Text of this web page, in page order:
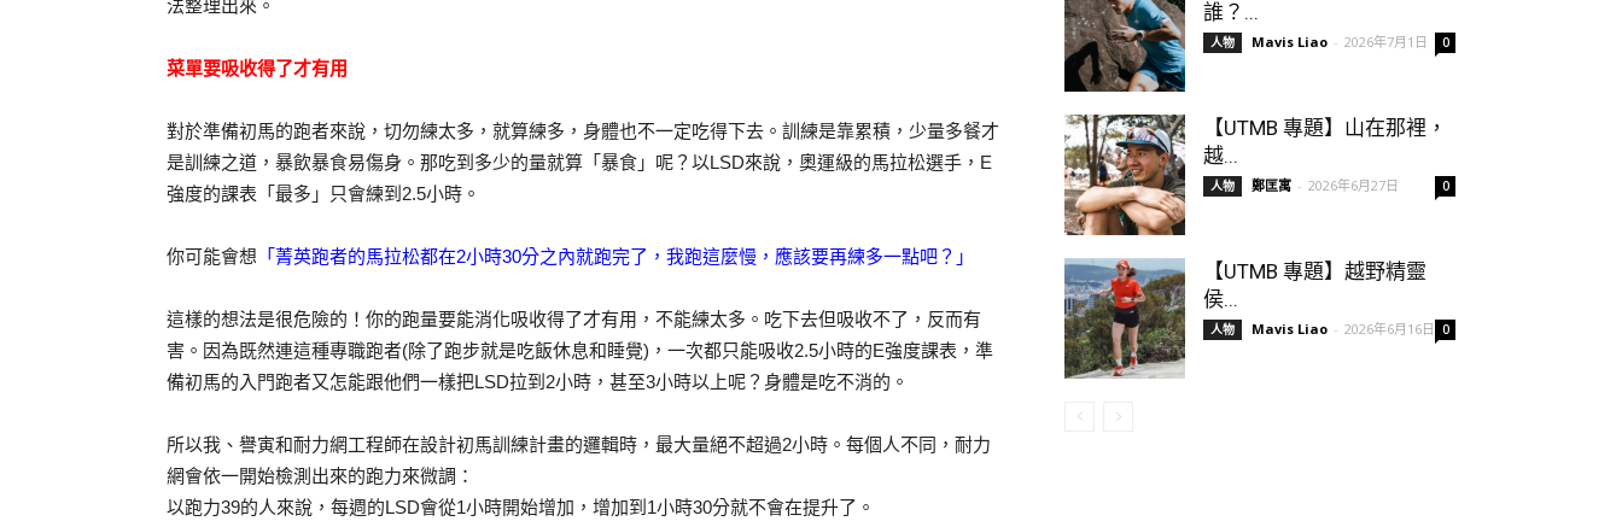
法整理出來。
菜單要吸收得了才有用
對於準備初馬的跑者來說，切勿練太多，就算練多，身體也不一定吃得下去。訓練是靠累積，少量多餐才
是訓練之道，暴飲暴食易傷身。那吃到多少的量就算「暴食」呢？以LSD來說，奧運級的馬拉松選手，E
強度的課表「最多」只會練到2.5小時。
你可能會想 「菁英跑者的馬拉松都在2小時30分之內就跑完了，我跑這麼慢，應該要再練多一點吧？」
這樣的想法是很危險的！你的跑量要能消化吸收得了才有用，不能練太多。吃下去但吸收不了，反而有
害。因為既然連這種專職跑者(除了跑步就是吃飯休息和睡覺)，一次都只能吸收2.5小時的E強度課表，準
備初馬的入門跑者又怎能跟他們一樣把LSD拉到2小時，甚至3小時以上呢？身體是吃不消的。
所以我、譽寅和耐力網工程師在設計初馬訓練計畫的邏輯時，最大量絕不超過2小時。每個人不同，耐力
網會依一開始檢測出來的跑力來微調：
以跑力39的人來說，每週的LSD會從1小時開始增加，增加到1小時30分就不會在提升了。
誰？...
人物 Mavis Liao - 2026年7月1日 0
【UTMB 專題】山在那裡，
越...
人物 鄭匡寓 - 2026年6月27日 0
【UTMB 專題】越野精靈
侯...
人物 Mavis Liao - 2026年6月16日 0